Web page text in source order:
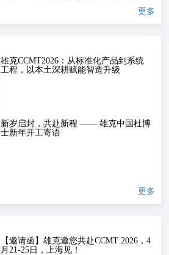
更多
雄克CCMT2026：从标准化产品到系统
工程，以本土深耕赋能智造升级
新岁启封，共赴新程 —— 雄克中国杜博
士新年开工寄语
更多
【邀请函】雄克邀您共赴CCMT 2026，4
月21-25日，上海见！